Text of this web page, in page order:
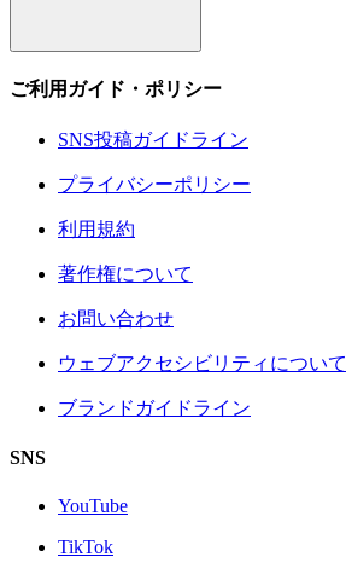
ご利用ガイド・ポリシー
SNS投稿ガイドライン
プライバシーポリシー
利用規約
著作権について
お問い合わせ
ウェブアクセシビリティについて
ブランドガイドライン
SNS
YouTube
TikTok